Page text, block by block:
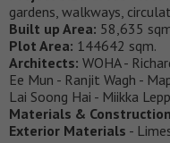
gardens, walkways,
Built up Area: 58,635
Plot Area: 144642 sqm.
Architects: WOHA -
Ee Mun - Ranjit Wagh -
Lai Soong Hai - Miikka
Materials & Construction
Exterior Materials -